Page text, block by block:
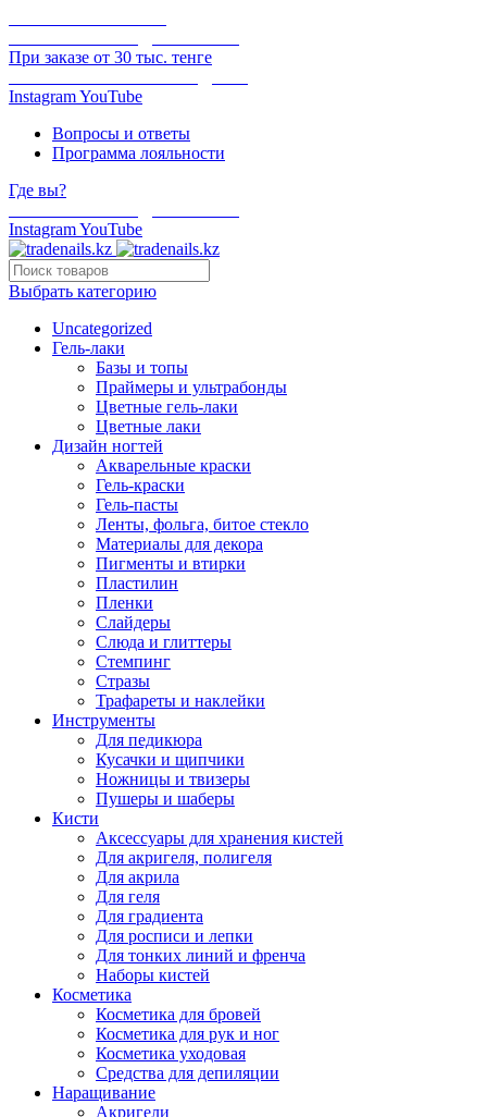
При заказе от 30 тыс. тенге
InstagramYouTube
Вопросы и ответы
Программа лояльности
Где вы?
InstagramYouTube
Выбрать категорию
Uncategorized
Гель-лаки
Базы и топы
Праймеры и ультрабонды
Цветные гель-лаки
Цветные лаки
Дизайн ногтей
Акварельные краски
Гель-краски
Гель-пасты
Ленты, фольга, битое стекло
Материалы для декора
Пигменты и втирки
Пластилин
Пленки
Слайдеры
Слюда и глиттеры
Стемпинг
Стразы
Трафареты и наклейки
Инструменты
Для педикюра
Кусачки и щипчики
Ножницы и твизеры
Пушеры и шаберы
Кисти
Аксессуары для хранения кистей
Для акригеля, полигеля
Для акрила
Для геля
Для градиента
Для росписи и лепки
Для тонких линий и френча
Наборы кистей
Косметика
Косметика для бровей
Косметика для рук и ног
Косметика уходовая
Средства для депиляции
Наращивание
Акригели